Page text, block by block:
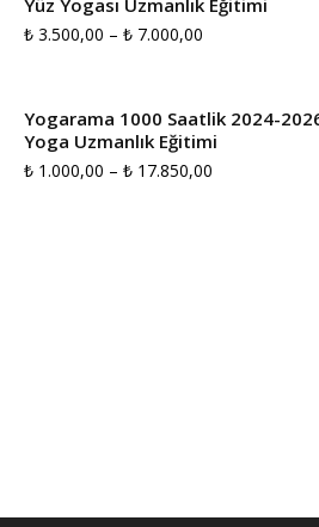
₺ 2.000,00
Yüz Yogası Uzmanlık Eğitimi
₺ 3.500,00 – ₺ 7.000,00
-
₺ 7.000,00
Yogarama 1000 Saatlik 2024-
Yoga Uzmanlık Eğitimi
₺ 1.000,00 – ₺ 17.850,00